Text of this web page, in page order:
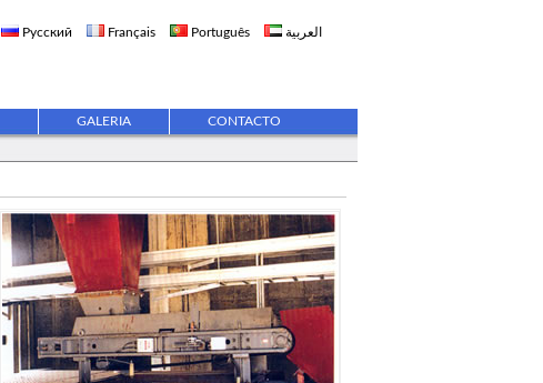
Русский Français Português العربية
GALERIA CONTACTO